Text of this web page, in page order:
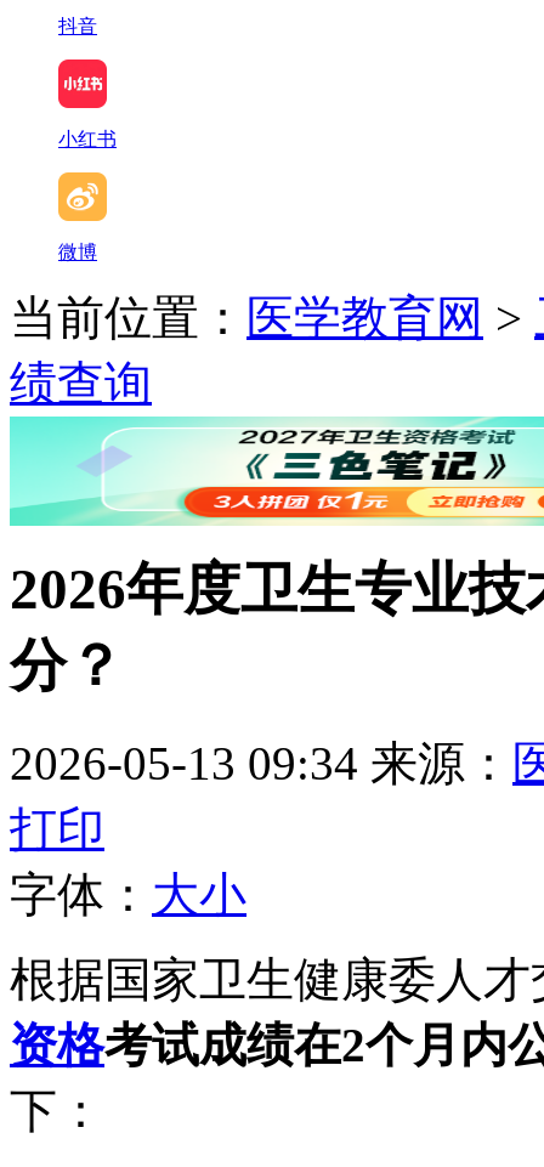
抖音
小红书
微博
当前位置： 医学教育网 >
绩查询
2026年度卫生专业
分？
2026-05-13 09:34 来源：
打印
字体： 大小
根据国家卫生健康委人
资格考试成绩在2个月内
下：